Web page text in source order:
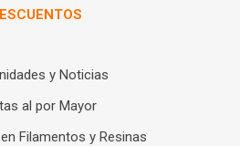
y Noticias
al por Mayor
Filamentos y Resinas